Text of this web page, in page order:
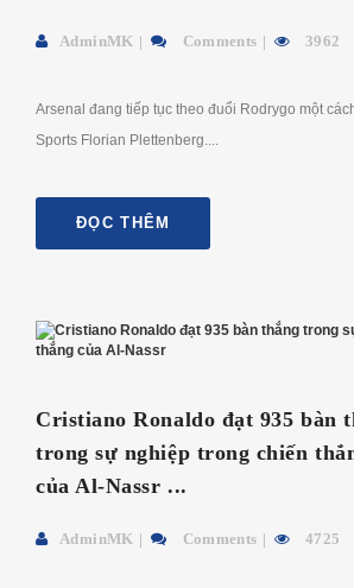
AdminMK Comments 3962
Arsenal đang tiếp tục theo đuổi Rodrygo một
Sports Florian Plettenberg....
ĐỌC THÊM
Cristiano Ronaldo đạt 935 bàn
trong sự nghiệp trong chiến
của Al-Nassr ...
AdminMK Comments 4725